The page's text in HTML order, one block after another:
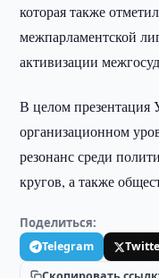
которая также
межпарламентской
активизации
В целом презентация
организационном
резонанс среди
кругов, а также
Поделиться:
Telegram